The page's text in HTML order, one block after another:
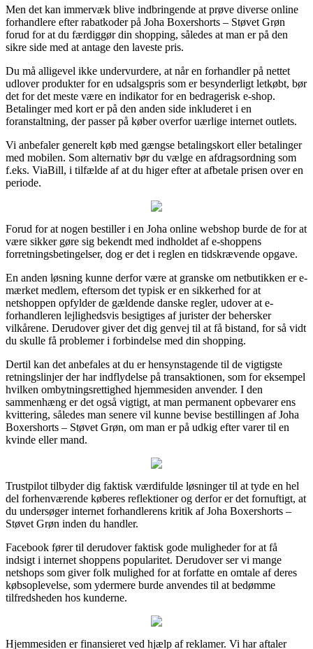
Men det kan immervæk blive indbringende at prøve diverse online
forhandlere efter rabatkoder på Joha Boxershorts – Støvet Grøn
forud for at du færdiggør din shopping, således at man er på den
sikre side med at antage den laveste pris.
Du må alligevel ikke undervurdere, at når en forhandler på nettet
udlover produkter for en udsalgspris som er besynderligt letkøbt, bør
det for det meste være en indikator for en bedragerisk e-shop.
Betalinger med kort er på den anden side inkluderet i en
foranstaltning, der passer på køber overfor uærlige internet outlets.
Vi anbefaler generelt køb med gængse betalingskort eller betalinger
med mobilen. Som alternativ bør du vælge en afdragsordning som
f.eks. ViaBill, i tilfælde af at du higer efter at afbetale prisen over en
periode.
Forud for at nogen bestiller i en Joha online webshop burde de for at
være sikker gøre sig bekendt med indholdet af e-shoppens
forretningsbetingelser, dog er det i reglen en tidskrævende opgave.
En anden løsning kunne derfor være at granske om netbutikken er e-
mærket medlem, eftersom det typisk er en sikkerhed for at
netshoppen opfylder de gældende danske regler, udover at e-
forhandleren lejlighedsvis besigtiges af jurister der behersker
vilkårene. Derudover giver det dig genvej til at få bistand, for så vidt
du skulle få problemer i forbindelse med din shopping.
Dertil kan det anbefales at du er hensynstagende til de vigtigste
retningslinjer der har indflydelse på transaktionen, som for eksempel
hvilken ombytningsrettighed hjemmesiden anvender. I den
sammenhæng er det også vigtigt, at man permanent opbevarer ens
kvittering, således man senere vil kunne bevise bestillingen af Joha
Boxershorts – Støvet Grøn, om man er på udkig efter varer til en
kvinde eller mand.
Trustpilot tilbyder dig faktisk værdifulde løsninger til at tyde en hel
del forhenværende køberes reflektioner og derfor er det fornuftigt, at
du undersøger internet forhandlerens kritik af Joha Boxershorts –
Støvet Grøn inden du handler.
Facebook fører til derudover faktisk gode muligheder for at få
indsigt i internet shoppens popularitet. Derudover ser vi mange
netshops som giver folk mulighed for at forfatte en omtale af deres
købsoplevelse, som ydermere burde anvendes til at bedømme
tilfredsheden hos kunderne.
Hjemmesiden er finansieret ved hjælp af reklamer. Vi har aftaler